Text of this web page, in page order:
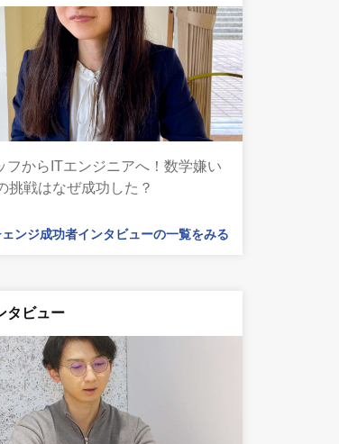
フからITエンジニアへ！数学嫌い
挑戦はなぜ成功した？
ンジ成功者インタビューの一覧をみる
タビュー